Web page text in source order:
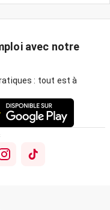
avec notre
: tout est à